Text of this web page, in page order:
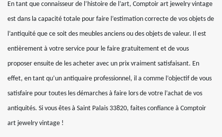
En tant que connaisseur de l’histoire de l’art, Comptoir art jewelry vintage
est dans la capacité totale pour faire l’estimation correcte de vos objets de
l’antiquité que ce soit des meubles anciens ou des objets de valeur. Il est
entièrement à votre service pour le faire gratuitement et de vous
proposer ensuite de les acheter avec un prix vraiment satisfaisant. En
effet, en tant qu’un antiquaire professionnel, il a comme l’objectif de vous
satisfaire pour toutes les démarches à faire lors de votre l’achat de vos
antiquités. Si vous êtes à Saint Palais 33820, faites confiance à Comptoir
art jewelry vintage !